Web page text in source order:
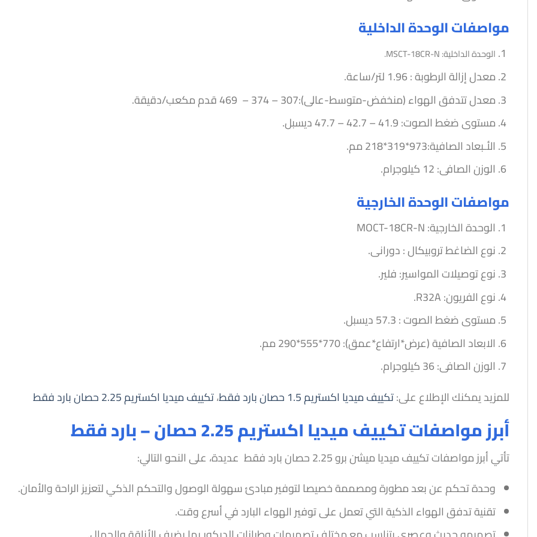
مواصفات الوحدة الداخلية
الوحدة الداخلية:MSCT-18CR-N.
معدل إزالة الرطوبة : 1.96 لتر/ساعة.
معدل تتدفق الهواء (منخفض-متوسط-عالى):307 – 374 – 469 قدم مكعب/دقيقة.
مستوى ضغط الصوت: 41.9 – 42.7 – 47.7 ديسبل.
الأـبعاد الصافية:973*319*218 مم.
الوزن الصافى: 12 كيلوجرام.
مواصفات الوحدة الخارجية
الوحدة الخارجية: MOCT-18CR-N
نوع الضاغط تروبيكال : دورانى.
نوع توصيلات المواسير: فلير.
نوع الفريون: R32A.
مستوى ضغط الصوت : 57.3 ديسبل.
الابعاد الصافية (عرض*ارتفاع*عمق): 770*555*290 مم.
الوزن الصافى: 36 كيلوجرام.
للمزيد يمكنك الإطلاع على:تكييف ميديا اكستريم 1.5 حصان بارد فقط ،تكييف ميديا اكستريم 2.25 حصان بارد فقط
أبرز مواصفات تكييف ميديا اكستريم 2.25 حصان – بارد فقط
تأتي أبرز مواصفات تكييف ميديا ميشن برو 2.25 حصان بارد فقط عديدة، على النحو التالي:
وحدة تحكم عن بعد مطورة ومصممة خصيصا لتوفير مبادئ سهولة الوصول والتحكم الذكي لتعزيز الراحة والأمان.
تقنية تدفق الهواء الذكية التي تعمل على توفير الهواء البارد في أسرع وقت.